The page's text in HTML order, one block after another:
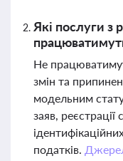
Які послуги з
Не
змін та
модельним
заяв,
податків.